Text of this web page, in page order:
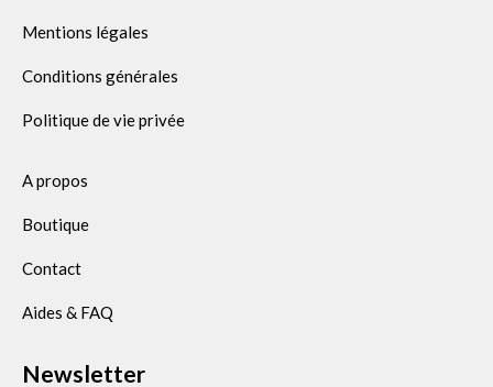
Mentions légales
Conditions générales
Politique de vie privée
A propos
Boutique
Contact
Aides & FAQ
Newsletter